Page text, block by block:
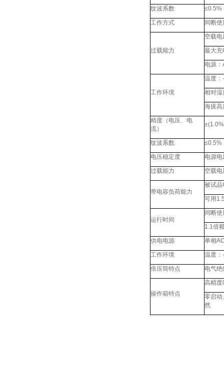
纹波系数
≤0.5%
工作方式
间断
过载能力
空载
最大充
电源
工作环境
温度
相对
海拔
精度（电压、电
流）
纹波系数
≤0.5%
电压稳定度
电源
过载能力
空载
带电容负荷能力
被试品
可用
运行时间
间断
1.1倍
供电电源
单相
工作环境
温度
倍压筒特点
电气
操作箱特点
高精度
零启动
然